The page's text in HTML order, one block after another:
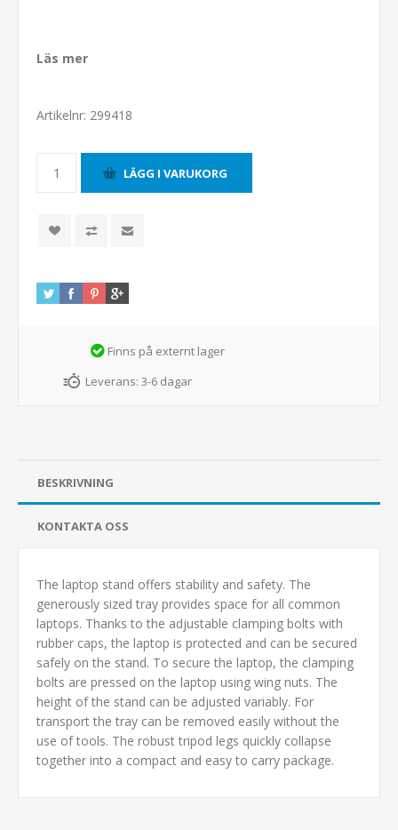
Läs mer
Artikelnr: 299418
Finns på externt lager
Leverans: 3-6 dagar
BESKRIVNING
KONTAKTA OSS
The laptop stand offers stability and safety. The
generously sized tray provides space for all common
laptops. Thanks to the adjustable clamping bolts with
rubber caps, the laptop is protected and can be secured
safely on the stand. To secure the laptop, the clamping
bolts are pressed on the laptop using wing nuts. The
height of the stand can be adjusted variably. For
transport the tray can be removed easily without the
use of tools. The robust tripod legs quickly collapse
together into a compact and easy to carry package.